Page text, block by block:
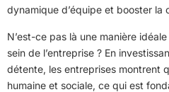
dynamique d’équipe et booster la
N’est-ce pas là une manière
sein de l’entreprise ? En
détente, les entreprises montrent
humaine et sociale, ce qui est